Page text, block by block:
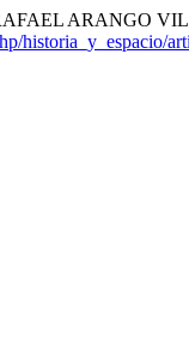
ARANGO
historia_y_espacio/